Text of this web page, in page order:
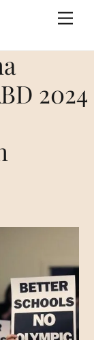
2024